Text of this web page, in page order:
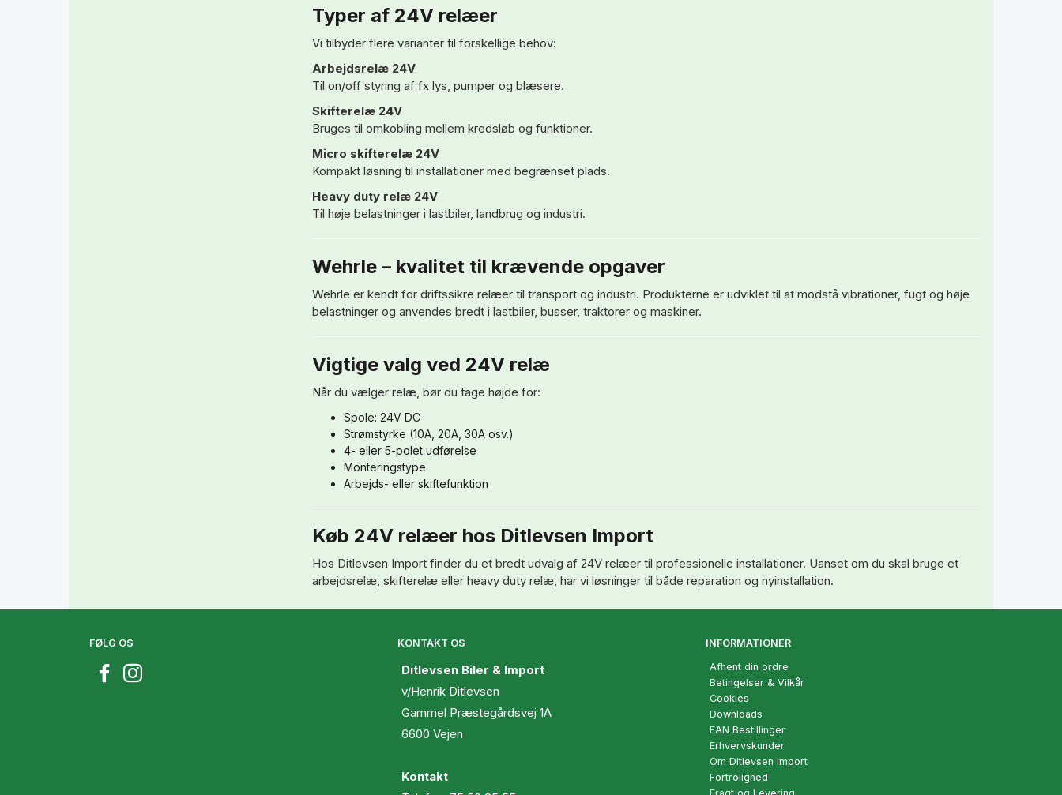
Typer af 24V relæer
Vi tilbyder flere varianter til forskellige behov:
Arbejdsrelæ 24V
Til on/off styring af fx lys, pumper og blæsere.
Skifterelæ 24V
Bruges til omkobling mellem kredsløb og funktioner.
Micro skifterelæ 24V
Kompakt løsning til installationer med begrænset plads.
Heavy duty relæ 24V
Til høje belastninger i lastbiler, landbrug og industri.
Wehrle – kvalitet til krævende opgaver
Wehrle er kendt for driftssikre relæer til transport og industri. Produkterne er udviklet til at modstå vibrationer, fugt og høje
belastninger og anvendes bredt i lastbiler, busser, traktorer og maskiner.
Vigtige valg ved 24V relæ
Når du vælger relæ, bør du tage højde for:
Spole: 24V DC
Strømstyrke (10A, 20A, 30A osv.)
4- eller 5-polet udførelse
Monteringstype
Arbejds- eller skiftefunktion
Køb 24V relæer hos Ditlevsen Import
Hos Ditlevsen Import finder du et bredt udvalg af 24V relæer til professionelle installationer. Uanset om du skal bruge et
arbejdsrelæ, skifterelæ eller heavy duty relæ, har vi løsninger til både reparation og nyinstallation.
FØLG OS KONTAKT OS
Ditlevsen Biler & Import
v/Henrik Ditlevsen
Gammel Præstegårdsvej 1A
6600 Vejen
Kontakt
INFORMATIONER
Afhent din ordre
Betingelser & Vilkår
Cookies
Downloads
EAN Bestillinger
Erhvervskunder
Om Ditlevsen Import
Fortrolighed